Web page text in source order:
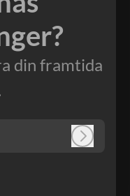
din framtida
Logga in